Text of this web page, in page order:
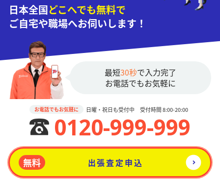
日本全国どこへでも無料で
ご自宅や職場へお伺いします！
最短30秒で入力完了
お電話でもお気軽に
お電話でもお気軽に 日曜・祝日も受付中 受付時間 8:00-20:00
0120-999-999
無料 出張査定申込